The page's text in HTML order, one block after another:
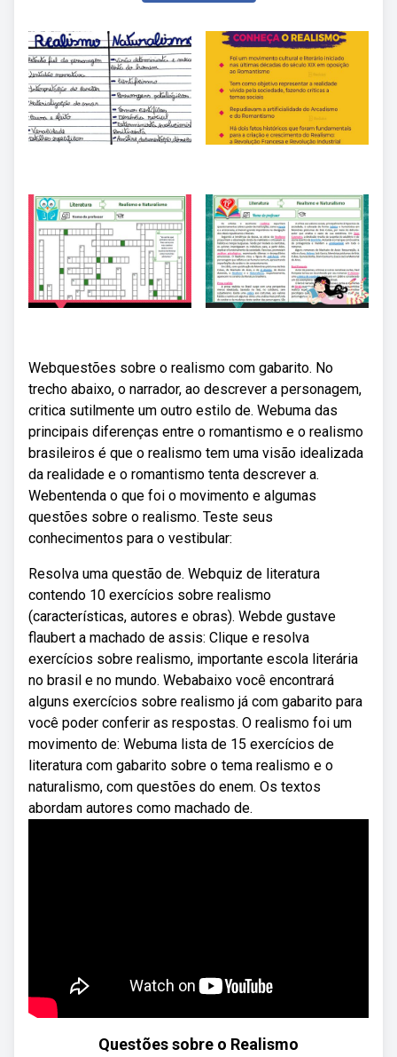
Webquestões sobre o realismo com gabarito. No
trecho abaixo, o narrador, ao descrever a personagem,
critica sutilmente um outro estilo de. Webuma das
principais diferenças entre o romantismo e o realismo
brasileiros é que o realismo tem uma visão idealizada
da realidade e o romantismo tenta descrever a.
Webentenda o que foi o movimento e algumas
questões sobre o realismo. Teste seus
conhecimentos para o vestibular:
Resolva uma questão de. Webquiz de literatura
contendo 10 exercícios sobre realismo
(características, autores e obras). Webde gustave
flaubert a machado de assis: Clique e resolva
exercícios sobre realismo, importante escola literária
no brasil e no mundo. Webabaixo você encontrará
alguns exercícios sobre realismo já com gabarito para
você poder conferir as respostas. O realismo foi um
movimento de: Webuma lista de 15 exercícios de
literatura com gabarito sobre o tema realismo e o
naturalismo, com questões do enem. Os textos
abordam autores como machado de.
Questões sobre o Realismo